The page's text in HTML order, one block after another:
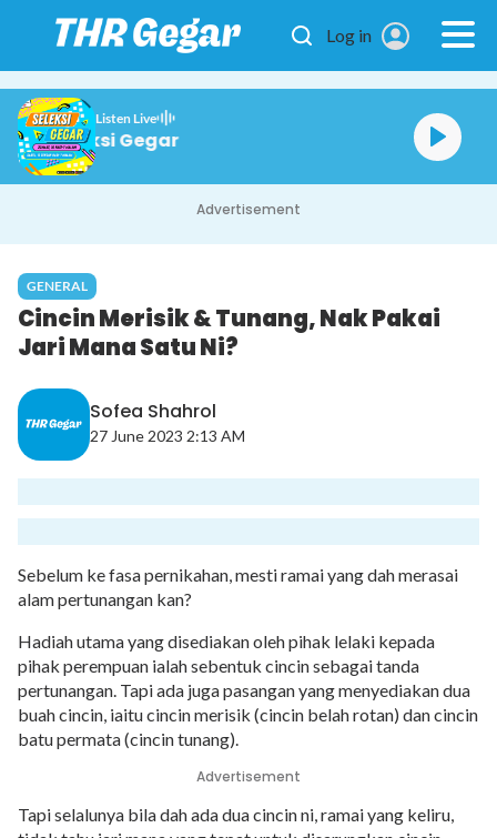
Log in
Listen Live
Seleksi Gegar
Advertisement
GENERAL
Cincin Merisik & Tunang, Nak Pakai
Jari Mana Satu Ni?
Sofea Shahrol
27 June 2023 2:13 AM
Sebelum ke fasa pernikahan, mesti ramai yang dah merasai
alam pertunangan kan?
Hadiah utama yang disediakan oleh pihak lelaki kepada
pihak perempuan ialah sebentuk cincin sebagai tanda
pertunangan. Tapi ada juga pasangan yang menyediakan dua
buah cincin, iaitu cincin merisik (cincin belah rotan) dan cincin
batu permata (cincin tunang).
Advertisement
Tapi selalunya bila dah ada dua cincin ni, ramai yang keliru,